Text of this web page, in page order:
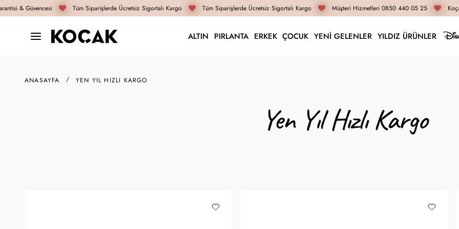
& Güvencesi Tüm Siparişlerde Ücretsiz Sigortalı Kargo Tüm Siparişlerde Ücretsiz Sigortalı Kargo Müşteri Hizmetleri 0850 440 05 25
ALTIN PIRLANTA ERKEK ÇOCUK YENİ GELENLER YILDIZ ÜRÜNLER
ANASAYFA YEN YIL HIZLI KARGO
Yen Yıl Hızlı Kargo